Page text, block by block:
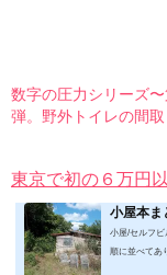
数字の圧力シリーズ〜
弾。野外トイレの間取
東京で初の６万円
小屋本ま
小屋/セルフ
順に並べてあ